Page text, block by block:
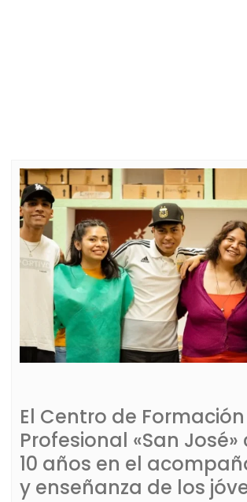
El Centro de Formación
Profesional «San
10 años en el
y enseñanza de los